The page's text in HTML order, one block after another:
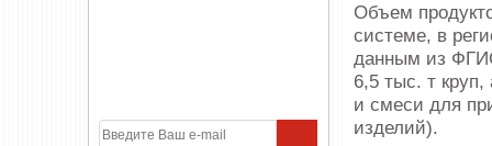
Объем
системе, в
данным из
6,5 тыс. т круп,
и смеси для
изделий).